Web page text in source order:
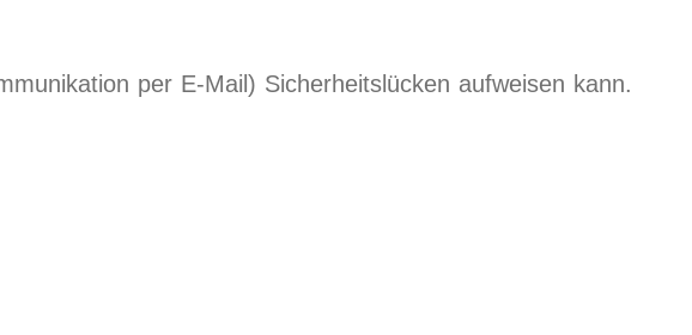
per E-Mail) Sicherheitslücken aufweisen kann.